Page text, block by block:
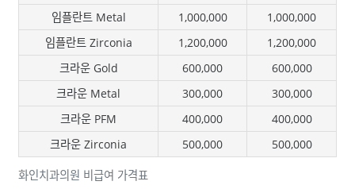
화인치과의원 비급여 가격표
임플란트 Metal
1,000,000
1,000,000
임플란트 Zirconia
1,200,000
1,200,000
크라운 Gold
600,000
600,000
크라운 Metal
300,000
300,000
크라운 PFM
400,000
400,000
크라운 Zirconia
500,000 500,000